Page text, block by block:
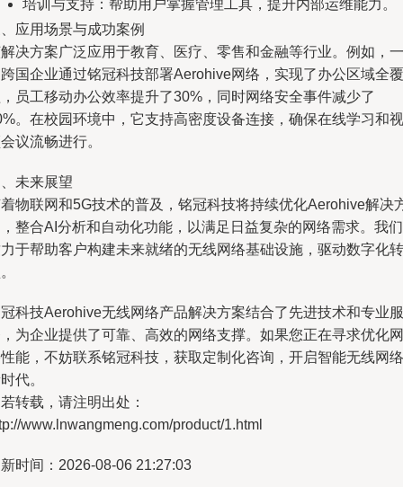
培训与支持：帮助用户掌握管理工具，提升内部运维能力。
应用场景与成功案例
决方案广泛应用于教育、医疗、零售和金融等行业。例如，一
国企业通过铭冠科技部署Aerohive网络，实现了办公区域全覆
员工移动办公效率提升了30%，同时网络安全事件减少了
。在校园环境中，它支持高密度设备连接，确保在线学习和视
议流畅进行。
未来展望
物联网和5G技术的普及，铭冠科技将持续优化Aerohive解决
整合AI分析和自动化功能，以满足日益复杂的网络需求。我们
于帮助客户构建未来就绪的无线网络基础设施，驱动数字化转
科技Aerohive无线网络产品解决方案结合了先进技术和专业服
为企业提供了可靠、高效的网络支撑。如果您正在寻求优化网
能，不妨联系铭冠科技，获取定制化咨询，开启智能无线网络
代。
转载，请注明出处：
www.lnwangmeng.com/product/1.html
时间：2026-08-06 21:27:03